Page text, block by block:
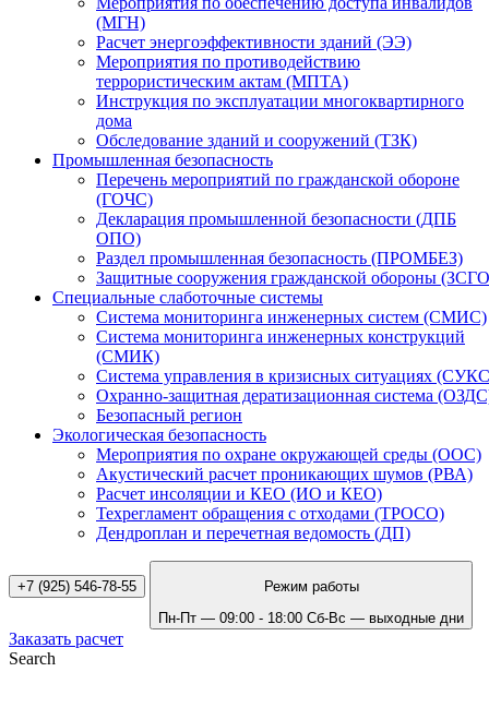
(МГН)
Расчет энергоэффективности зданий (ЭЭ)
Мероприятия по противодействию
террористическим актам (МПТА)
Инструкция по эксплуатации многоквартирного
дома
Обследование зданий и сооружений (ТЗК)
Промышленная безопасность
Перечень мероприятий по гражданской обороне
(ГОЧС)
Декларация промышленной безопасности (ДПБ
ОПО)
Раздел промышленная безопасность (ПРОМБЕЗ)
Защитные сооружения гражданской обороны
Специальные слаботочные системы
Система мониторинга инженерных систем (СМИС)
Система мониторинга инженерных конструкций
(СМИК)
Система управления в кризисных ситуациях
Охранно-защитная дератизационная система
Безопасный регион
Экологическая безопасность
Мероприятия по охране окружающей среды (ООС)
Акустический расчет проникающих шумов (РВА)
Расчет инсоляции и КЕО (ИО и КЕО)
Техрегламент обращения с отходами (ТРОСО)
Дендроплан и перечетная ведомость (ДП)
+7 (925) 546-78-55
Режим работы
Пн-Пт — 09:00 - 18:00 Сб-Вс — выходные дни
Заказать расчет
Search